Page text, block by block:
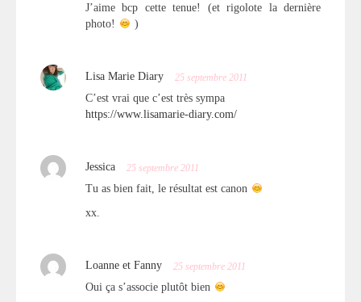
J’aime bcp cette tenue! (et rigolote la dernière
photo!
)
Lisa Marie Diary 25 septembre 2011
C’est vrai que c’est très sympa
https://www.lisamarie-diary.com/
Jessica 25 septembre 2011
Tu as bien fait, le résultat est canon
xx.
Loanne et Fanny 25 septembre 2011
Oui ça s’associe plutôt bien